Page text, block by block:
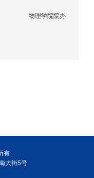
物理学院院办
有
大街5号